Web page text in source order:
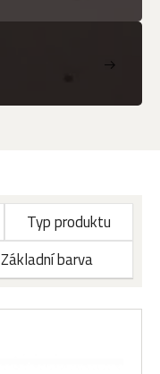
Typ produktu
Základní barva